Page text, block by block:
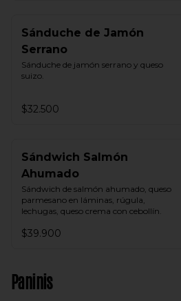
Sánduche de Jamón
Serrano
Sánduche de jamón serrano y queso
suizo.
$32.500
Sándwich Salmón
Ahumado
Sándwich de salmón ahumado, queso
parmesano en láminas, rúgula,
lechugas, queso crema con cebollín.
$39.900
Paninis